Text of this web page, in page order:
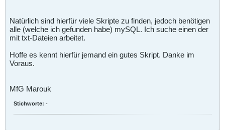
Natürlich sind hierfür viele Skripte zu finden, jedoch benötigen
alle (welche ich gefunden habe) mySQL. Ich suche einen der
mit txt-Dateien arbeitet.
Hoffe es kennt hierfür jemand ein gutes Skript. Danke im
Voraus.
MfG Marouk
Stichworte: -